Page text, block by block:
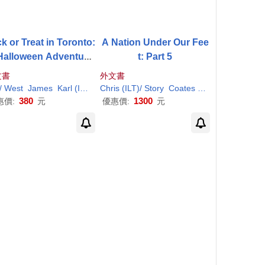
or Treat in Toronto:
Adventure
Through the Six
書
West James Karl(ILT
價: 380 元
A Nation Under Our Fee
t: Part 5
外文書
Chris (ILT)/ Story Coates
優惠價: 1300 元